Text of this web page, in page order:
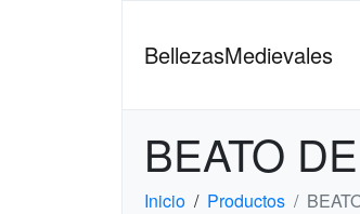
BellezasMedievales
BEATO
Inicio Productos